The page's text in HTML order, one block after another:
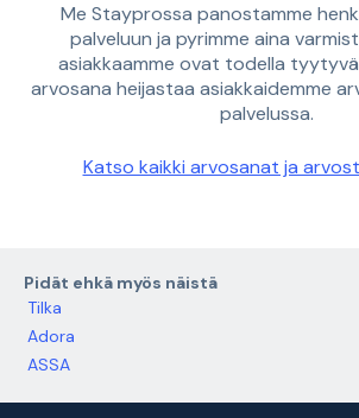
Me Stayprossa panostamme
palveluun ja pyrimme aina
asiakkaamme ovat todella
arvosana heijastaa asiakkaidemme
palvelussa.
Katso kaikki arvosanat ja
Pidät ehkä myös näistä
Tilka
Adora
ASSA